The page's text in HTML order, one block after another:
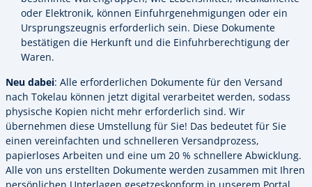
oder Elektronik, können Einfuhrgenehmigungen oder ein
Ursprungszeugnis erforderlich sein. Diese Dokumente
bestätigen die Herkunft und die Einfuhrberechtigung der
Waren.
Neu dabei: Alle erforderlichen Dokumente für den Versand
nach Tokelau können jetzt digital verarbeitet werden, sodass
physische Kopien nicht mehr erforderlich sind. Wir
übernehmen diese Umstellung für Sie! Das bedeutet für Sie
einen vereinfachten und schnelleren Versandprozess,
papierloses Arbeiten und eine um 20 % schnellere Abwicklung.
Alle von uns erstellten Dokumente werden zusammen mit Ihren
persönlichen Unterlagen gesetzeskonform in unserem Portal